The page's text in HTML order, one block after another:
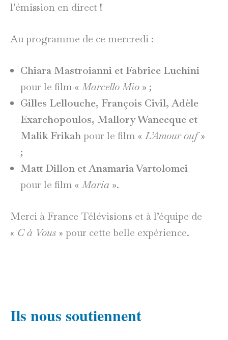
l’émission en direct !
Au programme de ce mercredi :
Chiara Mastroianni et Fabrice Luchini
pour le film «Marcello Mio » ;
Gilles Lellouche, François Civil, Adèle
Exarchopoulos, Mallory Wanecque et
Malik Frikahpour le film «L’Amour ouf»
;
Matt Dillon et Anamaria Vartolomei
pour le film «Maria ».
Merci à France Télévisions et à l’équipe de
« C à Vous » pour cette belle expérience.
Ils nous soutiennent